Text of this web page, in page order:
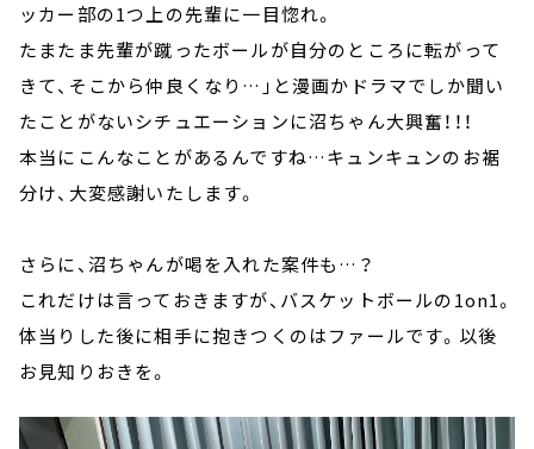
ッカー部の1つ上の先輩に一目惚れ。
たまたま先輩が蹴ったボールが自分のところに転がって
きて、そこから仲良くなり…」と漫画かドラマでしか聞い
たことがないシチュエーションに沼ちゃん大興奮！！！
本当にこんなことがあるんですね…キュンキュンのお裾
分け、大変感謝いたします。
さらに、沼ちゃんが喝を入れた案件も…？
これだけは言っておきますが、バスケットボールの1on1。
体当りした後に相手に抱きつくのはファールです。以後
お見知りおきを。